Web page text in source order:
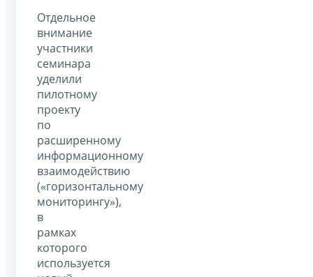
Отдельное
внимание
участники
семинара
уделили
пилотному
проекту
по
расширенному
информационному
взаимодействию
(«горизонтальному
мониторингу»),
в
рамках
которого
используется